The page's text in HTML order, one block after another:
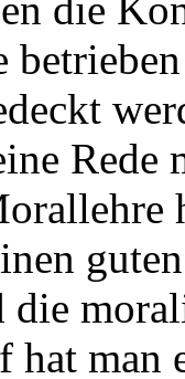
die
die
hat man